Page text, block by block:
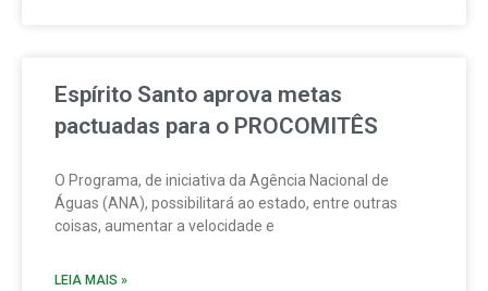
Espírito Santo aprova metas
pactuadas para o PROCOMITÊS
O Programa, de iniciativa da Agência Nacional de
Águas (ANA), possibilitará ao estado, entre outras
coisas, aumentar a velocidade e
LEIA MAIS »